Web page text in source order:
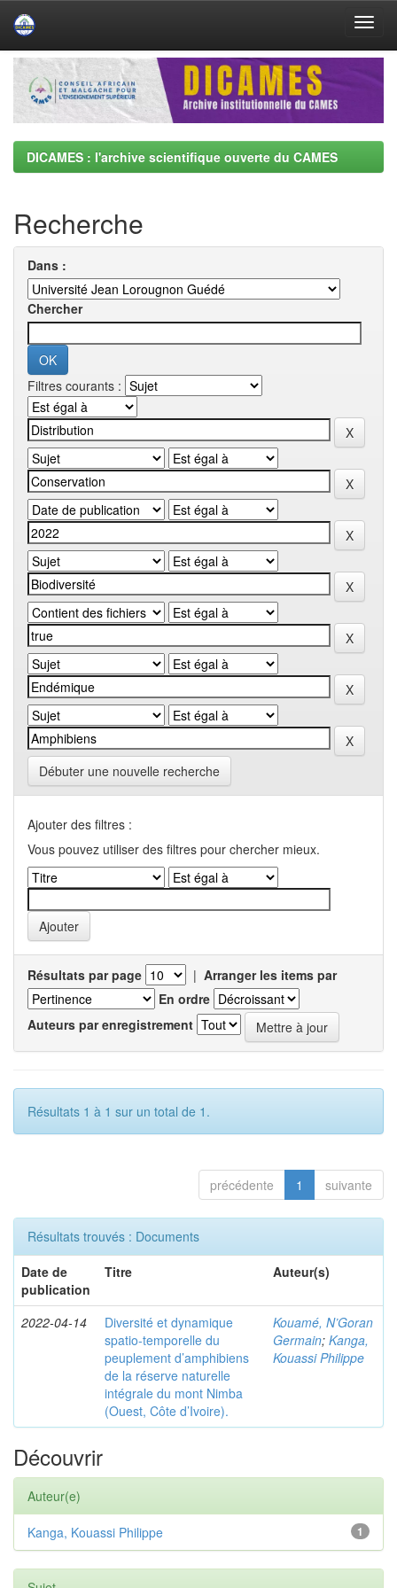
Skip
navigation
DICAMES : l'archive scientifique ouverte du CAMES
Recherche
Dans :
Chercher
Filtres courants :
Débuter une nouvelle recherche
Ajouter des filtres :
Vous pouvez utiliser des filtres pour chercher mieux.
Résultats par page | Arranger les items par
En ordre
Auteurs par enregistrement
Résultats 1 à 1 sur un total de 1.
précédente 1 suivante
Résultats trouvés : Documents
Date de
publication
Titre Auteur(s)
2022-04-14
Diversité et dynamique
spatio-temporelle du
peuplement d’amphibiens
de la réserve naturelle
intégrale du mont Nimba
(Ouest, Côte d’Ivoire).
Kouamé, N’Goran
Germain; Kanga,
Kouassi Philippe
Découvrir
Auteur(e)
1
Kanga, Kouassi Philippe